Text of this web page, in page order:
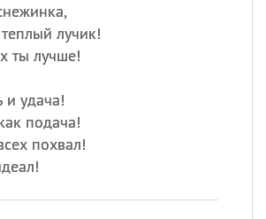
лучик!
ты лучше!
и удача!
подача!
похвал!
больных
09.08
ИМЕНА